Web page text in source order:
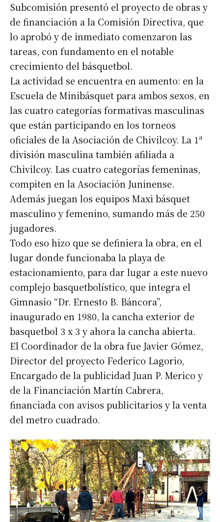
Subcomisión presentó el proyecto de obras y
de financiación a la Comisión Directiva, que
lo aprobó y de inmediato comenzaron las
tareas, con fundamento en el notable
crecimiento del básquetbol.
La actividad se encuentra en aumento: en la
Escuela de Minibásquet para ambos sexos, en
las cuatro categorías formativas masculinas
que están participando en los torneos
oficiales de la Asociación de Chivilcoy. La 1ª
división masculina también afiliada a
Chivilcoy. Las cuatro categorías femeninas,
compiten en la Asociación Juninense.
Además juegan los equipos Maxi básquet
masculino y femenino, sumando más de 250
jugadores.
Todo eso hizo que se definiera la obra, en el
lugar donde funcionaba la playa de
estacionamiento, para dar lugar a este nuevo
complejo basquetbolístico, que integra el
Gimnasio “Dr. Ernesto B. Báncora”,
inaugurado en 1980, la cancha exterior de
basquetbol 3 x 3 y ahora la cancha abierta.
El Coordinador de la obra fue Javier Gómez,
Director del proyecto Federico Lagorio,
Encargado de la publicidad Juan P. Merico y
de la Financiación Martín Cabrera,
financiada con avisos publicitarios y la venta
del metro cuadrado.